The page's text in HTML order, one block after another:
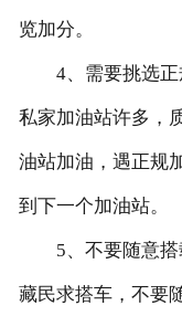
览加分。
4、需要挑选正
私家加油站许多，
油站加油，遇正规
到下一个加油站。
5、不要随意搭
藏民求搭车，不要